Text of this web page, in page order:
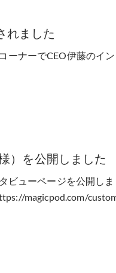
れました
ーナーでCEO伊藤のイ
）を公開しました
ビューページを公開し
magicpod.com/